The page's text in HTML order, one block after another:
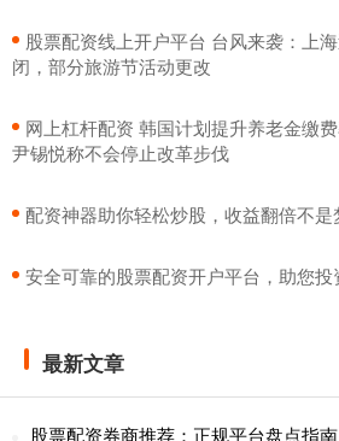
股票配资线上开户平台 台风来袭：上
闭，部分旅游节活动更改
网上杠杆配资 韩国计划提升养老金缴
尹锡悦称不会停止改革步伐
配资神器助你轻松炒股，收益翻倍不是
安全可靠的股票配资开户平台，助您投
最新文章
股票配资券商推荐：正规平台盘点指南